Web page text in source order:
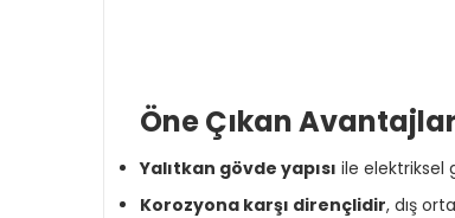
Öne Çıkan
Yalıtkan gövde yapısı ile elektriksel
Korozyona karşı dirençlidir, dış